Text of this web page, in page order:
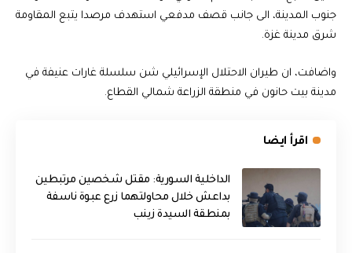
جنوب المدينة، الى جانب قصف مدفعي استهدف مرصدا يتبع المقاومة
شرق مدينة غزة.
واضافت، ان طيران الاحتلال الإسرائيلي شن سلسلة غارات عنيفة في
مدينة بيت حانون في منطقة الزراعة شمالي القطاع.
اقرأ ايضا
الداخلية السورية: مقتل شخصين مرتبطين
بداعش خلال محاولتهما زرع عبوة ناسفة
بمنطقة السيدة زينب